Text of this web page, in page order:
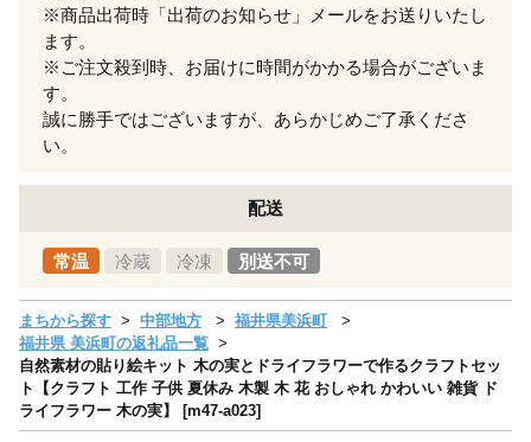
※商品出荷時「出荷のお知らせ」メールをお送りいたし
ます。
※ご注文殺到時、お届けに時間がかかる場合がございま
す。
誠に勝手ではございますが、あらかじめご了承くださ
い。
配送
常温 冷蔵 冷凍 別送不可
まちから探す 中部地方
福井県美浜町
福井県 美浜町の返礼品一覧
自然素材の貼り絵キット 木の実とドライフラワーで作るクラフトセッ
ト【クラフト 工作 子供 夏休み 木製 木 花 おしゃれ かわいい 雑貨 ド
ライフラワー 木の実】 [m47-a023]